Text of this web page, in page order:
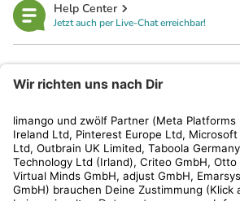
Help Center
Jetzt auch per Live-Chat erreichbar!
Kundenservice
Shop